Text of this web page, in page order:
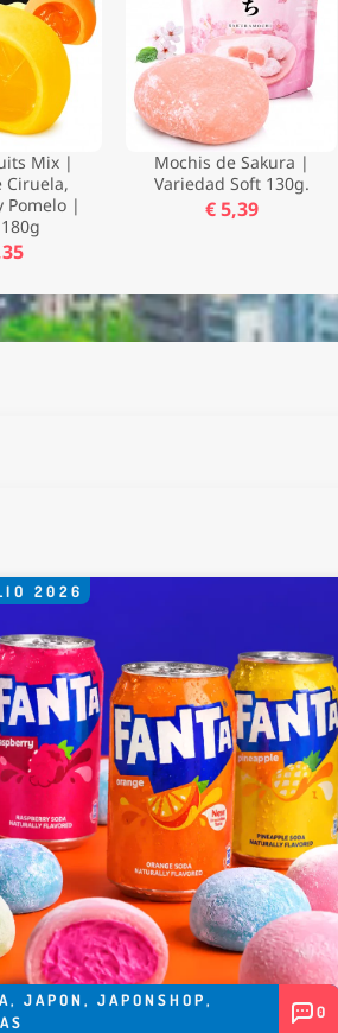
Mix |
Ciruela,
Pomelo |
Mochis de Sakura |
Variedad Soft 130g.
€ 5,39
2026
, JAPON , JAPONSHOP,
0